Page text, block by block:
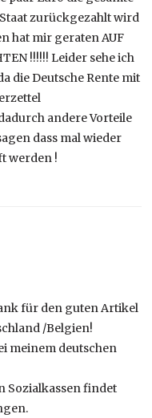
zurückgezahlt wird
hat mir geraten AUF
!!!!!! Leider sehe ich
die Deutsche Rente mit
andere Vorteile
dass mal wieder
werden !
für den guten Artikel
/Belgien!
meinem deutschen
Sozialkassen findet